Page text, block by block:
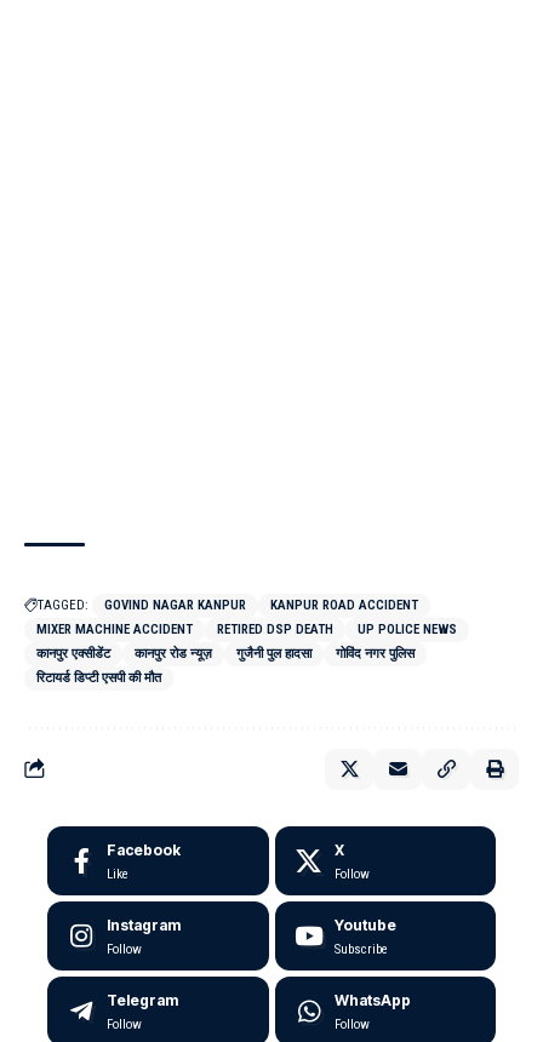
TAGGED: GOVIND NAGAR KANPUR
KANPUR ROAD ACCIDENT
MIXER MACHINE ACCIDENT
RETIRED DSP DEATH
UP POLICE NEWS
कानपुर एक्सीडेंट
कानपुर रोड न्यूज़ गुजैनी पुल हादसा
गोविंद नगर पुलिस
रिटायर्ड डिप्टी एसपी की मौत
Facebook
Like
X
Follow
Instagram
Follow
Youtube
Subscribe
Telegram
Follow
WhatsApp
Follow